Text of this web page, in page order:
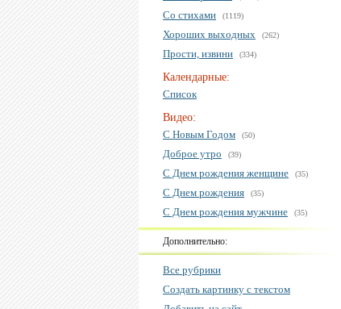
Со стихами (1119)
Хороших выходных (262)
Прости, извини (334)
Календарные:
Список
Видео:
С Новым Годом
(50)
Доброе утро (39)
С Днем рождения женщине (35)
С Днем рождения (35)
С Днем рождения мужчине (35)
Дополнительно:
Все рубрики
Создать картинку с текстом